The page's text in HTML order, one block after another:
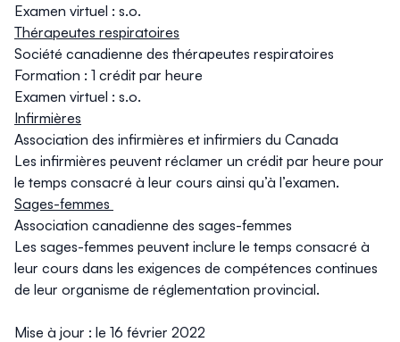
Examen virtuel : s.o.
Thérapeutes respiratoires
Société canadienne des thérapeutes respiratoires
Formation : 1 crédit par heure
Examen virtuel : s.o.
Infirmières
Association des infirmières et infirmiers du Canada
Les infirmières peuvent réclamer un crédit par heure pour
le temps consacré à leur cours ainsi qu’à l’examen.
Sages-femmes
Association canadienne des sages-femmes
Les sages-femmes peuvent inclure le temps consacré à
leur cours dans les exigences de compétences continues
de leur organisme de réglementation provincial.
Mise à jour : le 16 février 2022